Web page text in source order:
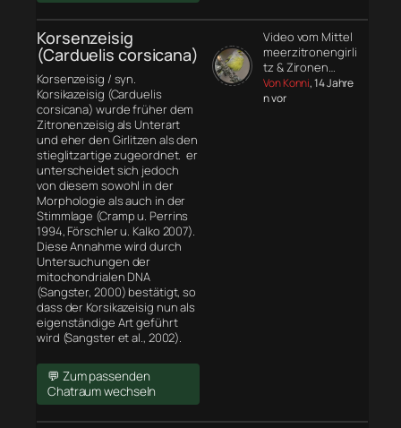
Korsenzeisig
(Carduelis corsicana)
Korsenzeisig / syn.
Korsikazeisig (Carduelis
corsicana) wurde früher dem
Zitronenzeisig als Unterart
und eher den Girlitzen als den
stieglitzartige zugeordnet. er
unterscheidet sich jedoch
von diesem sowohl in der
Morphologie als auch in der
Stimmlage (Cramp u. Perrins
1994, Förschler u. Kalko 2007).
Diese Annahme wird durch
Untersuchungen der
mitochondrialen DNA
(Sangster, 2000) bestätigt, so
dass der Korsikazeisig nun als
eigenständige Art geführt
wird (Sangster et al., 2002).
💬 Zum passenden
Chatraum wechseln
Video vom Mittel
meerzitronengirli
tz & Zironen…
Von Konni, 14 Jahre
n vor